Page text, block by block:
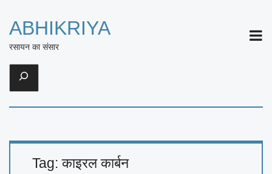
ABHIKRIYA
रसायन का संसार
Search
Tag:काइरल कार्बन